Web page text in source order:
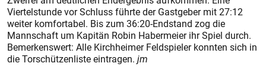
Viertelstunde vor Schluss führte der Gastgeber mit 27:12
weiter komfortabel. Bis zum 36:20-Endstand zog die
Mannschaft um Kapitän Robin Habermeier ihr Spiel durch.
Bemerkenswert: Alle Kirchheimer Feldspieler konnten sich in
die Torschützenliste eintragen. jm